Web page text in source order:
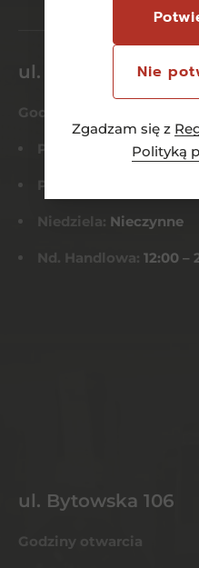
Nie
Zgadzam się z
Polityką
ul. Dworcowa 26/6
Godziny otwarcia
Pn-Czw: 8:00 – 21:00
Pt-Sob:
Niedziela: Nieczynne
Nd. Handlowa: 12:00 –
ul. Bytowska 106
Godziny otwarcia